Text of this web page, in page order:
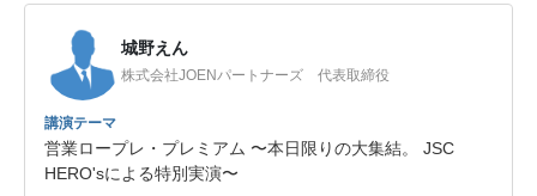
城野えん
株式会社JOENパートナーズ 代表取締役
講演テーマ
営業ロープレ・プレミアム 〜本日限りの大集結。 JSC
HERO'sによる特別実演〜